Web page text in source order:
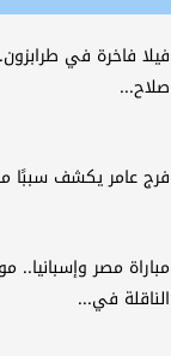
فيلا فاخرة في
صلاح...
فرج عامر يكشف سببًا
مباراة مصر وإسبانيا..
الناقلة في...